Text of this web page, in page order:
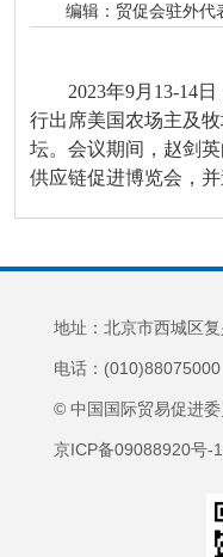
编辑： 贸促会驻外代
2023年9月13-14
行出席美国农场主及
坛。会议期间，赵剑
供应链促进博览会，
地址：北京市西城区
电话：
© 中国国际贸易促进
京ICP备09088920号